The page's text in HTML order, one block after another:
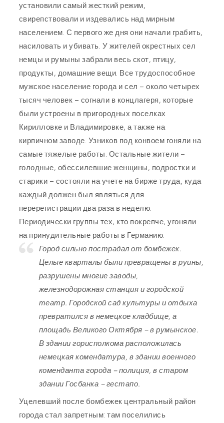
установили самый жесткий режим,
свирепствовали и издевались над мирным
населением. С первого же дня они начали грабить,
насиловать и убивать. У жителей окрестных сел
немцы и румыны забрали весь скот, птицу,
продукты, домашние вещи. Все трудоспособное
мужское население города и сел – около четырех
тысяч человек – согнали в концлагеря, которые
были устроены в пригородных поселках
Кирилловке и Владимировке, а также на
кирпичном заводе. Узников под конвоем гоняли на
самые тяжелые работы. Остальные жители –
голодные, обессилевшие женщины, подростки и
старики – состояли на учете на бирже труда, куда
каждый должен был являться для
перерегистрации два раза в неделю.
Периодически группы тех, кто покрепче, угоняли
на принудительные работы в Германию.
Город сильно пострадал от бомбежек.
Целые кварталы были превращены в руины,
разрушены многие заводы,
железнодорожная станция и городской
театр. Городской сад культуры и отдыха
превратился в немецкое кладбище, а
площадь Великого Октября – в румынское.
В здании горисполкома расположилась
немецкая комендатура, в здании военного
коменданта города – полиция, в старом
здании Госбанка – гестапо.
Уцелевший после бомбежек центральный район
города стал запретным: там поселились